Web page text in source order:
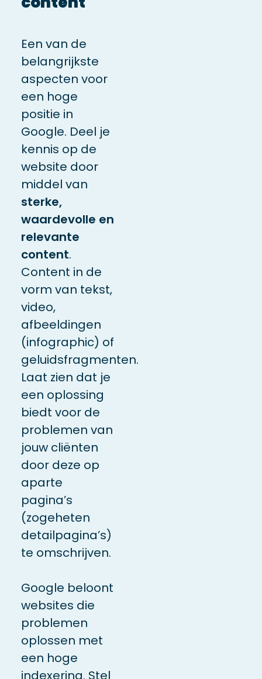
Een van de
belangrijkste
aspecten voor
een hoge
positie in
Google. Deel je
kennis op de
website door
middel van
sterke,
waardevolle en
relevante
content.
Content in de
vorm van tekst,
video,
afbeeldingen
(infographic) of
geluidsfragmenten.
Laat zien dat je
een oplossing
biedt voor de
problemen van
jouw cliënten
door deze op
aparte
pagina’s
(zogeheten
detailpagina’s)
te omschrijven.
Google beloont
websites die
problemen
oplossen met
een hoge
indexering. Stel